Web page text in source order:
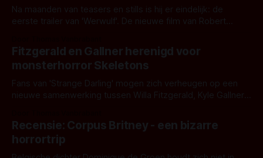
Na maanden van teasers en stills is hij er eindelijk: de
eerste trailer van 'Werwulf'. De nieuwe film van Robert
kille stijl vol folklore en mythe. Het topic deze keer is (kon
het het al raden?)... de weerwolf. Kijk je mee?
Fitzgerald en Gallner herenigd voor
monsterhorror Skeletons
Fans van 'Strange Darling' mogen zich verheugen op een
nieuwe samenwerking tussen Willa Fitzgerald, Kyle Gallner
'Skeletons', een nieuwe creature feature waarvoor de
opnames zijn gestart in Australië.
Recensie: Corpus Britney - een bizarre
horrortrip